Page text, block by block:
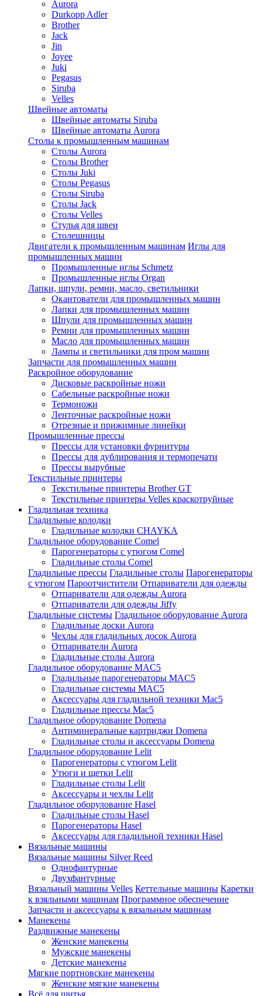
Aurora
Durkopp Adler
Brother
Jack
Jin
Joyee
Juki
Pegasus
Siruba
Velles
Швейные автоматы
Швейные автоматы Siruba
Швейные автоматы Aurora
Столы к промышленным машинам
Столы Aurora
Столы Brother
Столы Juki
Столы Pegasus
Столы Siruba
Столы Jack
Столы Velles
Стулья для швеи
Столешницы
Двигатели к промышленным машинам Иглы для
промышленных машин
Промышленные иглы Schmetz
Промышленные иглы Organ
Лапки, шпули, ремни, масло, светильники
Окантователи для промышленных машин
Лапки для промышленных машин
Шпули для промышленных машин
Ремни для промышленных машин
Масло для промышленных машин
Лампы и светильники для пром машин
Запчасти для промышленных машин
Раскройное оборудование
Дисковые раскройные ножи
Сабельные раскройные ножи
Термоножи
Ленточные раскройные ножи
Отрезные и прижимные линейки
Промышленные прессы
Прессы для установки фурнитуры
Прессы для дублирования и термопечати
Прессы вырубные
Текстильные принтеры
Текстильные принтеры Brother GT
Текстильные принтеры Velles краскотруйные
Гладильная техника
Гладильные колодки
Гладильные колодки CHAYKA
Гладильное оборудование Comel
Парогенераторы с утюгом Comel
Гладильные столы Comel
Гладильные прессы Гладильные столы Парогенераторы
с утюгом Пароотчистители Отпариватели для одежды
Отпариватели для одежды Aurora
Отпариватели для одежды Jiffy
Гладильные системы Гладильное оборудование Aurora
Гладильные доски Aurora
Чехлы для гладильных досок Aurora
Отпариватели Aurora
Гладильные столы Aurora
Гладильное оборудование MAC5
Гладильные парогенераторы MAC5
Гладильные системы MAC5
Аксессуары для гладильной техники Mac5
Гладильные прессы Mac5
Гладильное оборудование Domena
Антиминеральные картриджи Domena
Гладильные столы и аксессуары Domena
Гладильное оборудование Lelit
Парогенераторы с утюгом Lelit
Утюги и щетки Lelit
Гладильные столы Lelit
Аксессуары и чехлы Lelit
Гладильное оборулование Hasel
Гладильные столы Hasel
Парогенераторы Hasel
Аксессуары для гладильной техники Hasel
Вязальные машины
Вязальные машины Silver Reed
Однофантурные
Двухфантурные
Вязальный машины Velles Кеттельные машины Каретки
к взяльными машинам Программное обеспечение
Запчасти и аксессуары к вязальным машинам
Манекены
Раздвижные манекены
Женские манекены
Мужские манекены
Детские манекены
Мягкие портновские манекены
Женские мягкие манекены
Всё для шитья